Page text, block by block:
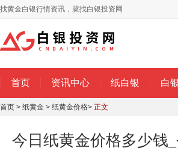
找黄金白银行情资讯，就找白银投资网
首页 资讯中心 纸白银 白
首页 > 纸黄金 > 纸黄金价格> 正文
今日纸黄金价格多少钱